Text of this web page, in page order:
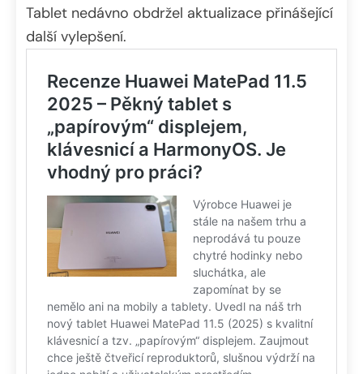
Tablet nedávno obdržel aktualizace přinášející
další vylepšení.